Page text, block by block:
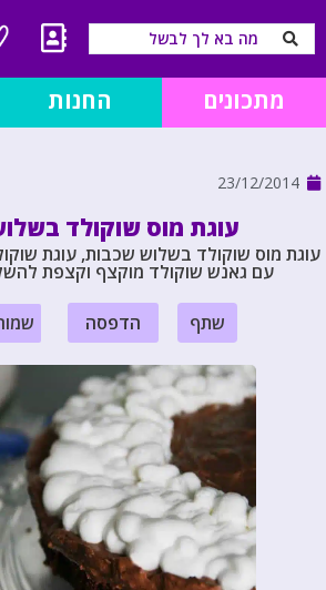
מתכונים החנות
23/12/2014
עוגת מוס שוקולד
עוגת מוס שוקולד בשלוש שכבות, עוגת
עם גאנש שוקולד מוקצף וקצפת
שתף הדפסה